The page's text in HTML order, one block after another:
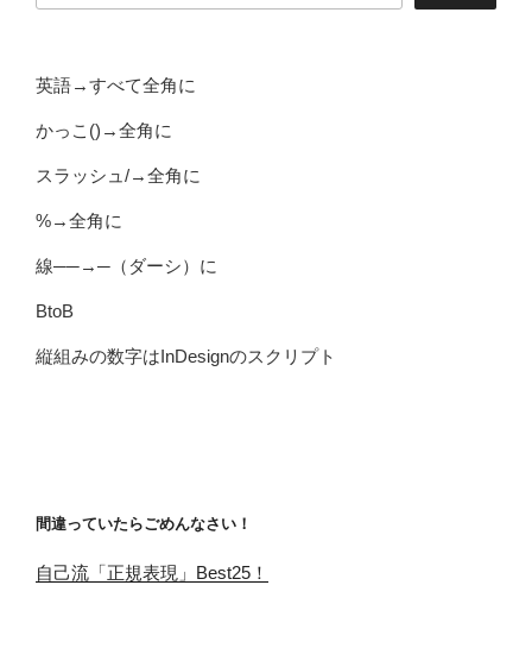
英語→すべて全角に
かっこ()→全角に
スラッシュ/→全角に
%→全角に
線──→─（ダーシ）に
BtoB
縦組みの数字はInDesignのスクリプト
間違っていたらごめんなさい！
自己流「正規表現」Best25！